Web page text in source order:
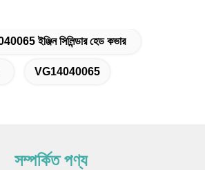
ইঞ্জিন সিলিন্ডার হেড কভার
VG14040065
সম্পর্কিত পণ্য